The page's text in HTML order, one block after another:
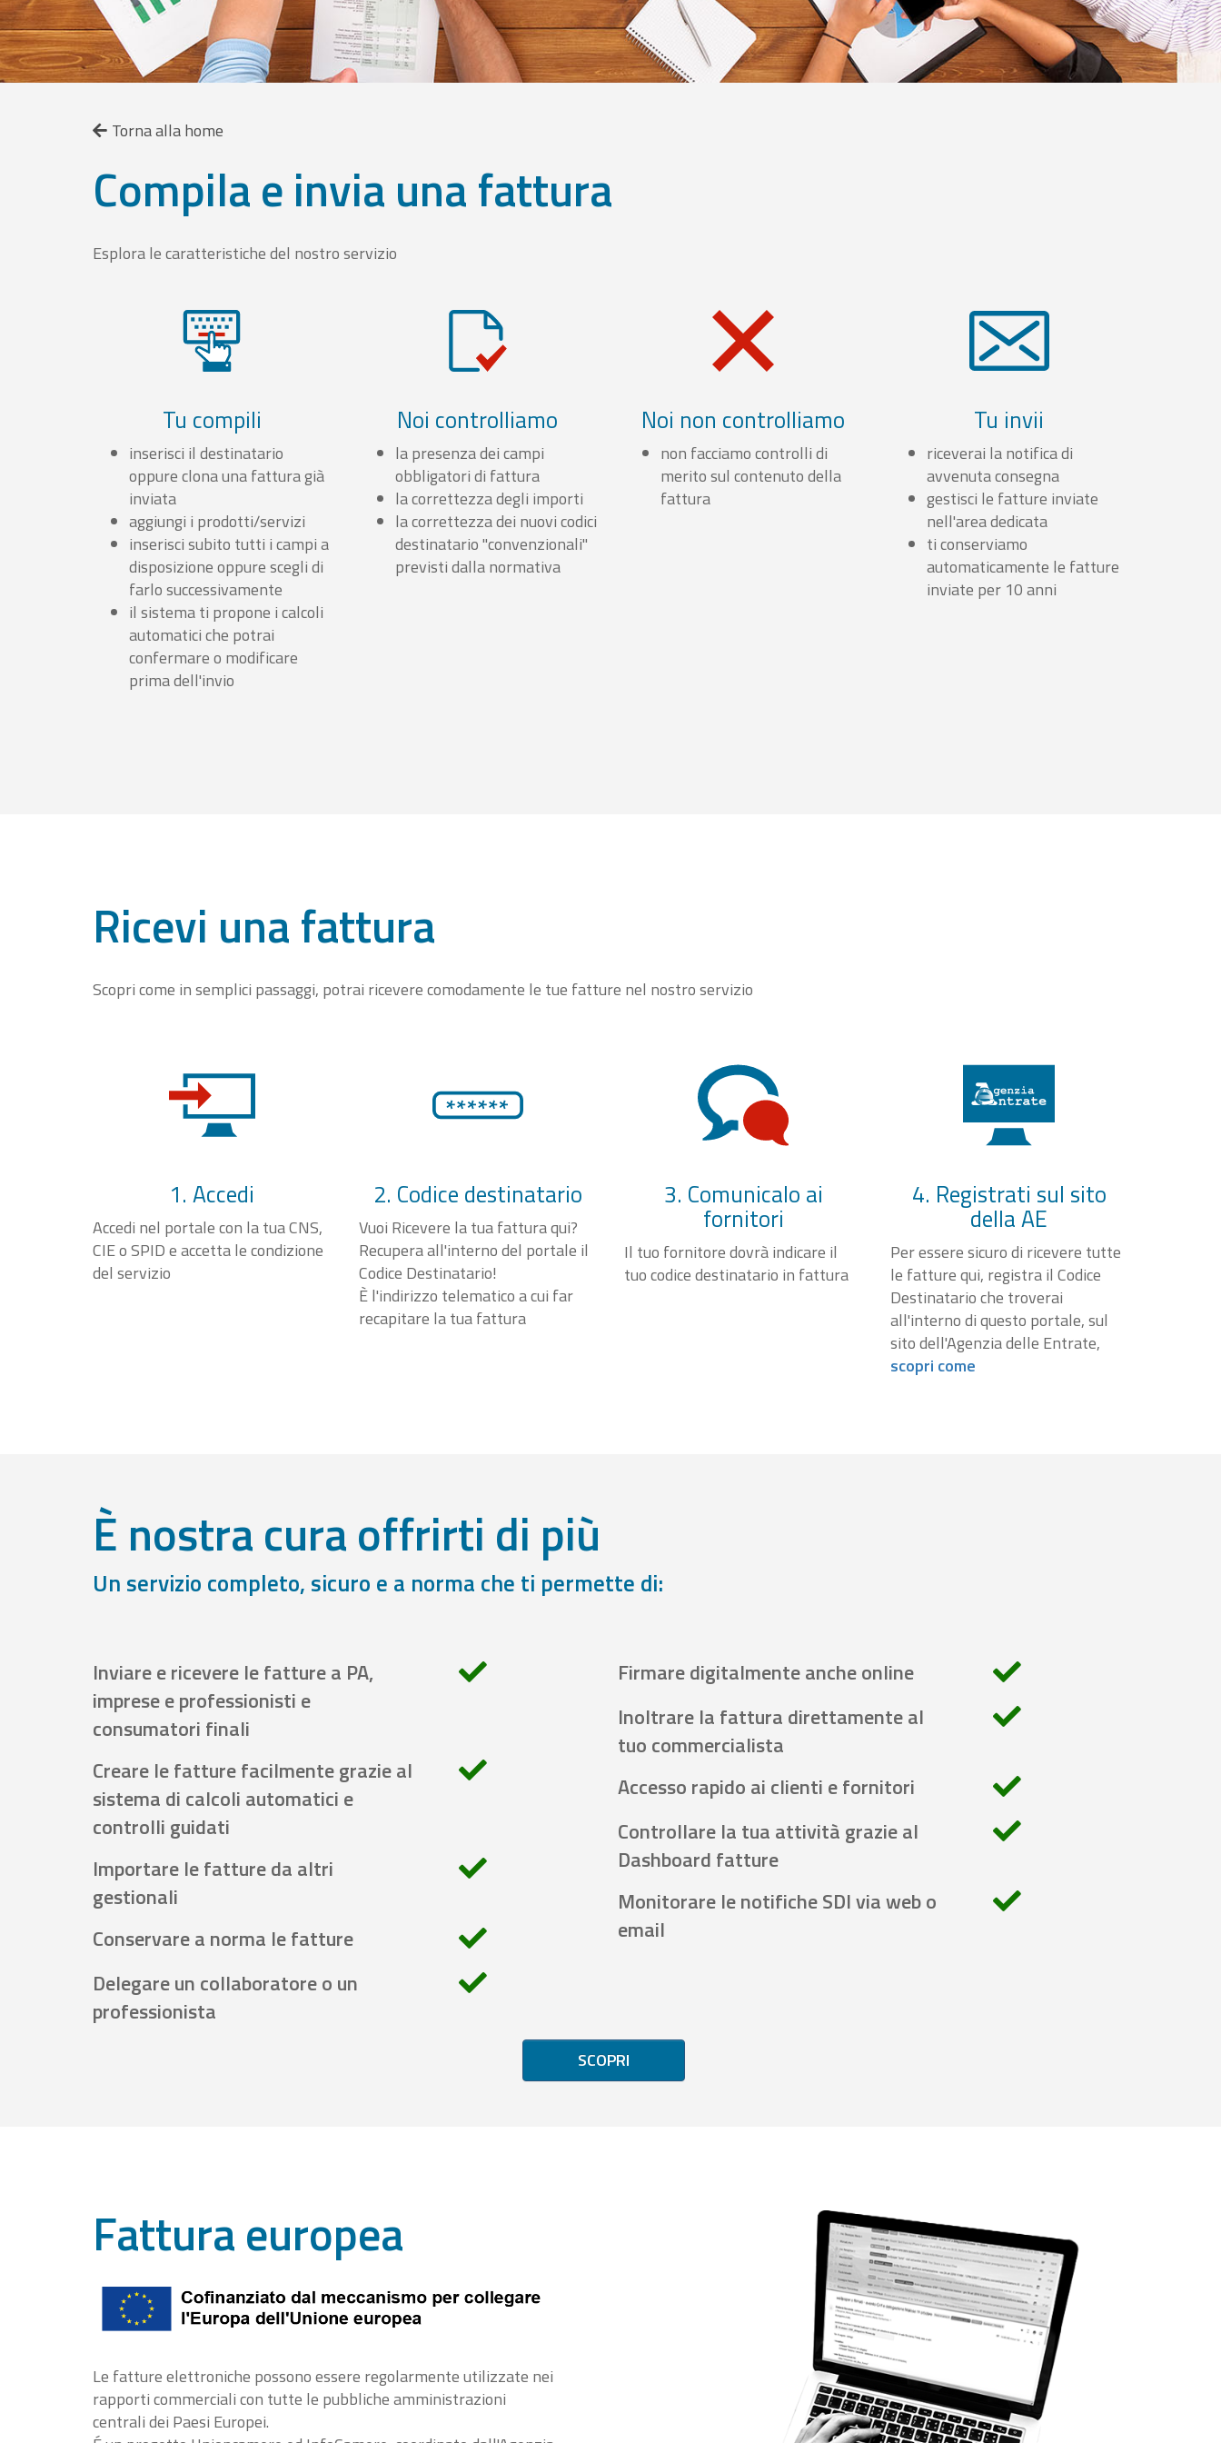
Torna alla home
Compila e invia una fattura
Esplora le caratteristiche del nostro servizio
Tu compili
inserisci il destinatario
oppure clona una fattura già
inviata
aggiungi i prodotti/servizi
inserisci subito tutti i campi a
disposizione oppure scegli di
farlo successivamente
il sistema ti propone i calcoli
automatici che potrai
confermare o modificare
prima dell'invio
Noi controlliamo
la presenza dei campi
obbligatori di fattura
la correttezza degli importi
la correttezza dei nuovi codici
destinatario "convenzionali"
previsti dalla normativa
Noi non controlliamo
non facciamo controlli di
merito sul contenuto della
fattura
Tu invii
riceverai la notifica di
avvenuta consegna
gestisci le fatture inviate
nell'area dedicata
ti conserviamo
automaticamente le fatture
inviate per 10 anni
Ricevi una fattura
Scopri come in semplici passaggi, potrai ricevere comodamente le tue fatture nel nostro servizio
1. Accedi
Accedi nel portale con la tua CNS,
CIE o SPID e accetta le condizione
del servizio
2. Codice destinatario
Vuoi Ricevere la tua fattura qui?
Recupera all'interno del portale il
Codice Destinatario!
È l'indirizzo telematico a cui far
recapitare la tua fattura
3. Comunicalo ai
fornitori
Il tuo fornitore dovrà indicare il
tuo codice destinatario in fattura
4. Registrati sul sito
della AE
Per essere sicuro di ricevere tutte
le fatture qui, registra il Codice
Destinatario che troverai
all'interno di questo portale, sul
sito dell'Agenzia delle Entrate,
scopri come
È nostra cura offrirti di più
Un servizio completo, sicuro e a norma che ti permette di:
Inviare e ricevere le fatture a PA,
imprese e professionisti e
consumatori finali
Creare le fatture facilmente grazie al
sistema di calcoli automatici e
controlli guidati
Importare le fatture da altri
gestionali
Conservare a norma le fatture
Delegare un collaboratore o un
professionista
Firmare digitalmente anche online
Inoltrare la fattura direttamente al
tuo commercialista
Accesso rapido ai clienti e fornitori
Controllare la tua attività grazie al
Dashboard fatture
Monitorare le notifiche SDI via web o
email
SCOPRI
Fattura europea
Le fatture elettroniche possono essere regolarmente utilizzate nei
rapporti commerciali con tutte le pubbliche amministrazioni
centrali dei Paesi Europei.